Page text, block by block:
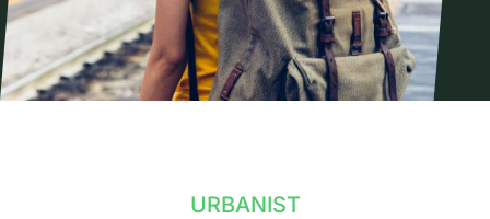
URBANIST